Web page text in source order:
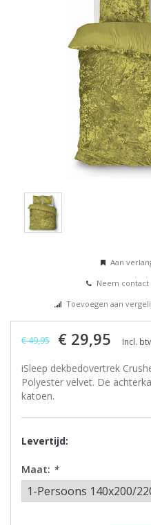
Aan
Neem
Toevoegen aan
€ 49,95 € 29,95 Incl.
iSleep dekbedovertrek
Polyester velvet. De
katoen.
Levertijd:
Maat: *